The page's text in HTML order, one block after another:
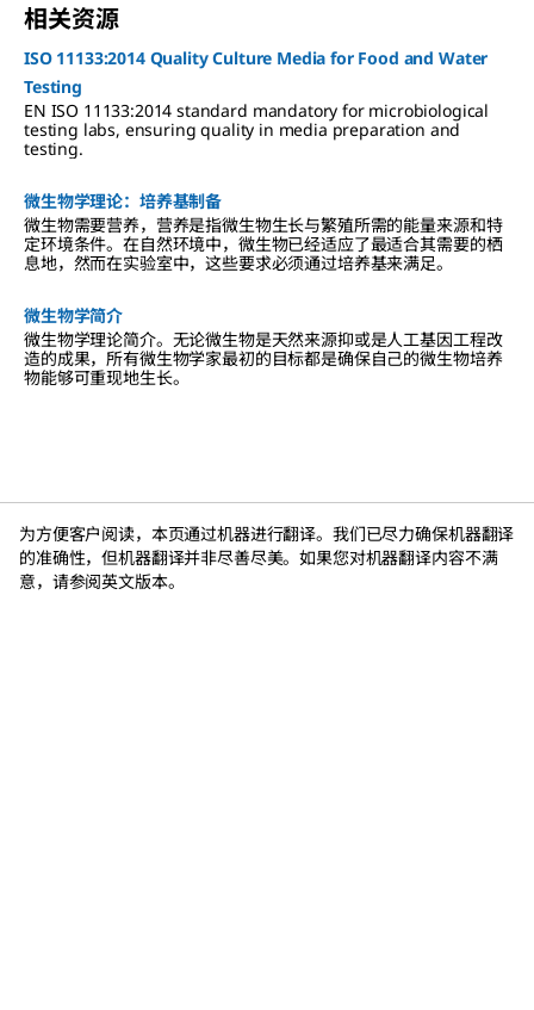
相关资源
ISO 11133:2014 Quality Culture Media for Food and Water
Testing
EN ISO 11133:2014 standard mandatory for microbiological
testing labs, ensuring quality in media preparation and
testing.
微生物学理论：培养基制备
微生物需要营养，营养是指微生物生长与繁殖所需的能量来源和特
定环境条件。在自然环境中，微生物已经适应了最适合其需要的栖
息地，然而在实验室中，这些要求必须通过培养基来满足。
微生物学简介
微生物学理论简介。无论微生物是天然来源抑或是人工基因工程改
造的成果，所有微生物学家最初的目标都是确保自己的微生物培养
物能够可重现地生长。
为方便客户阅读，本页通过机器进行翻译。我们已尽力确保机器翻译
的准确性，但机器翻译并非尽善尽美。如果您对机器翻译内容不满
意，请参阅英文版本。